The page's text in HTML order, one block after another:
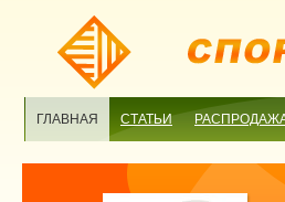
ГЛАВНАЯ СТАТЬИ